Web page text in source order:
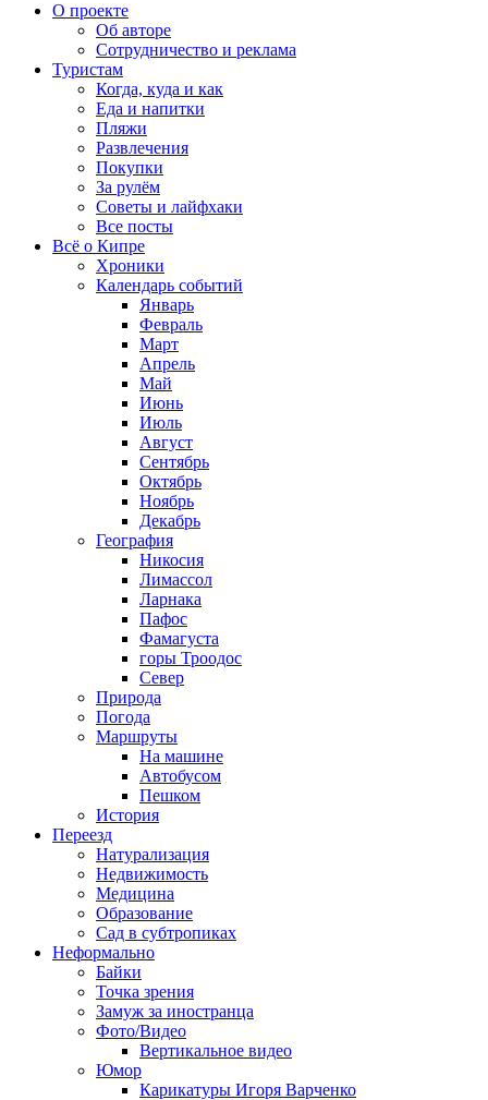
О проекте
Об авторе
Сотрудничество и реклама
Туристам
Когда, куда и как
Еда и напитки
Пляжи
Развлечения
Покупки
За рулём
Советы и лайфхаки
Все посты
Всё о Кипре
Хроники
Календарь событий
Январь
Февраль
Март
Апрель
Май
Июнь
Июль
Август
Сентябрь
Октябрь
Ноябрь
Декабрь
География
Никосия
Лимассол
Ларнака
Пафос
Фамагуста
горы Троодос
Север
Природа
Погода
Маршруты
На машине
Автобусом
Пешком
История
Переезд
Натурализация
Недвижимость
Медицина
Образование
Сад в субтропиках
Неформально
Байки
Точка зрения
Замуж за иностранца
Фото/Видео
Вертикальное видео
Юмор
Карикатуры Игоря Варченко